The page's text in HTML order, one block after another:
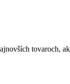
tovaroch,